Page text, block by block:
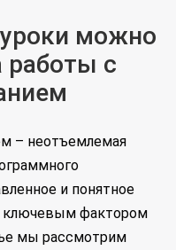
можно
работы с
– неотъемлемая
и понятное
ключевым фактором
мы рассмотрим